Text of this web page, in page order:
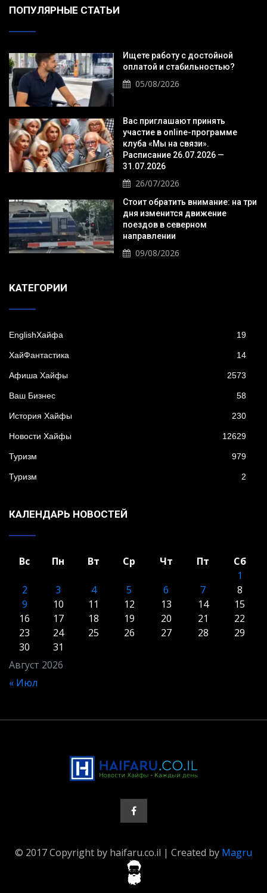
ПОПУЛЯРНЫЕ СТАТЬИ
Ищете работу с достойной
оплатой и стабильностью?
05/08/2026
Вас приглашают принять
участие в online-программе
клуба «Мы на связи».
Расписание 26.07.2026 —
31.07.2026
26/07/2026
Стоит обратить внимание: на три
дня изменится движение
поездов в северном
направлении
09/08/2026
KАТЕГОРИИ
EnglishХайфа 19
XайФантастика 14
Афиша Хайфы 2573
Ваш Бизнес 58
История Хайфы 230
Новости Хайфы 12629
Туризм 979
Туризм 2
КАЛЕНДАРЬ НОВОСТЕЙ
Август 2026
Вс Пн Вт Ср Чт Пт
Сб
1
2
3 4 5 6 7
8
9
10 11 12 13 14
15
16
17 18 19 20 21
22
23
24 25 26 27 28
29
30
31
« Июл
© 2017 Copyright by haifaru.co.il | Created by Magru